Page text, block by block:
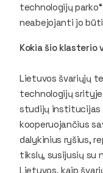
technologijų
neabejojanti jo
Kokia šio klasterio
Lietuvos švariųjų
technologijų srityje
studijų institucijas
kooperuojančius
dalykinius ryšius,
tikslų, susijusių su
Lietuvos, kaip